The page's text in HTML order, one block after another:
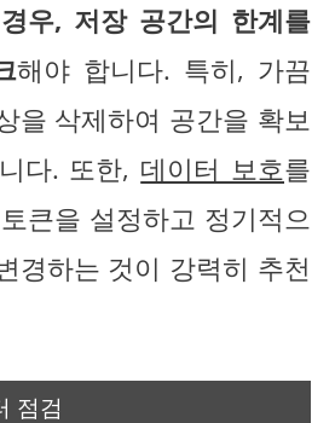
우, 저장 공간의 한계를
해야 합니다. 특히, 가끔
을 삭제하여 공간을 확보
다. 또한, 데이터 보호를
큰을 설정하고 정기적으
경하는 것이 강력히 추천
점검